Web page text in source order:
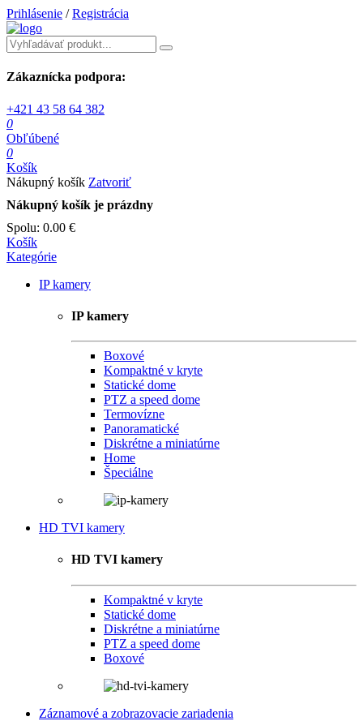
Prihlásenie / Registrácia
Zákaznícka podpora:
+421 43 58 64 382
0
Obľúbené
0
Košík
Nákupný košík Zatvoriť
Nákupný košík je prázdny
Spolu: 0.00 €
Košík
Kategórie
IP kamery
IP kamery
Boxové
Kompaktné v kryte
Statické dome
PTZ a speed dome
Termovízne
Panoramatické
Diskrétne a miniatúrne
Home
Špeciálne
HD TVI kamery
HD TVI kamery
Kompaktné v kryte
Statické dome
Diskrétne a miniatúrne
PTZ a speed dome
Boxové
Záznamové a zobrazovacie zariadenia